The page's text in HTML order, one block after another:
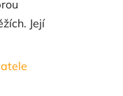
Její
pokud
přívěsu